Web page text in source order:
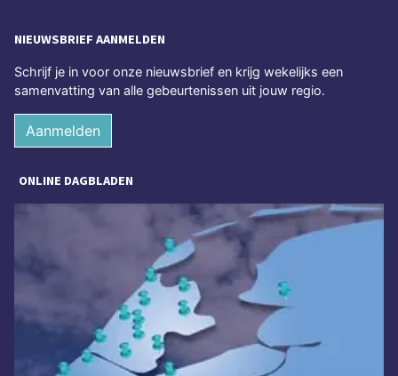
NIEUWSBRIEF AANMELDEN
Schrijf je in voor onze nieuwsbrief en krijg wekelijks een
samenvatting van alle gebeurtenissen uit jouw regio.
Aanmelden
ONLINE DAGBLADEN